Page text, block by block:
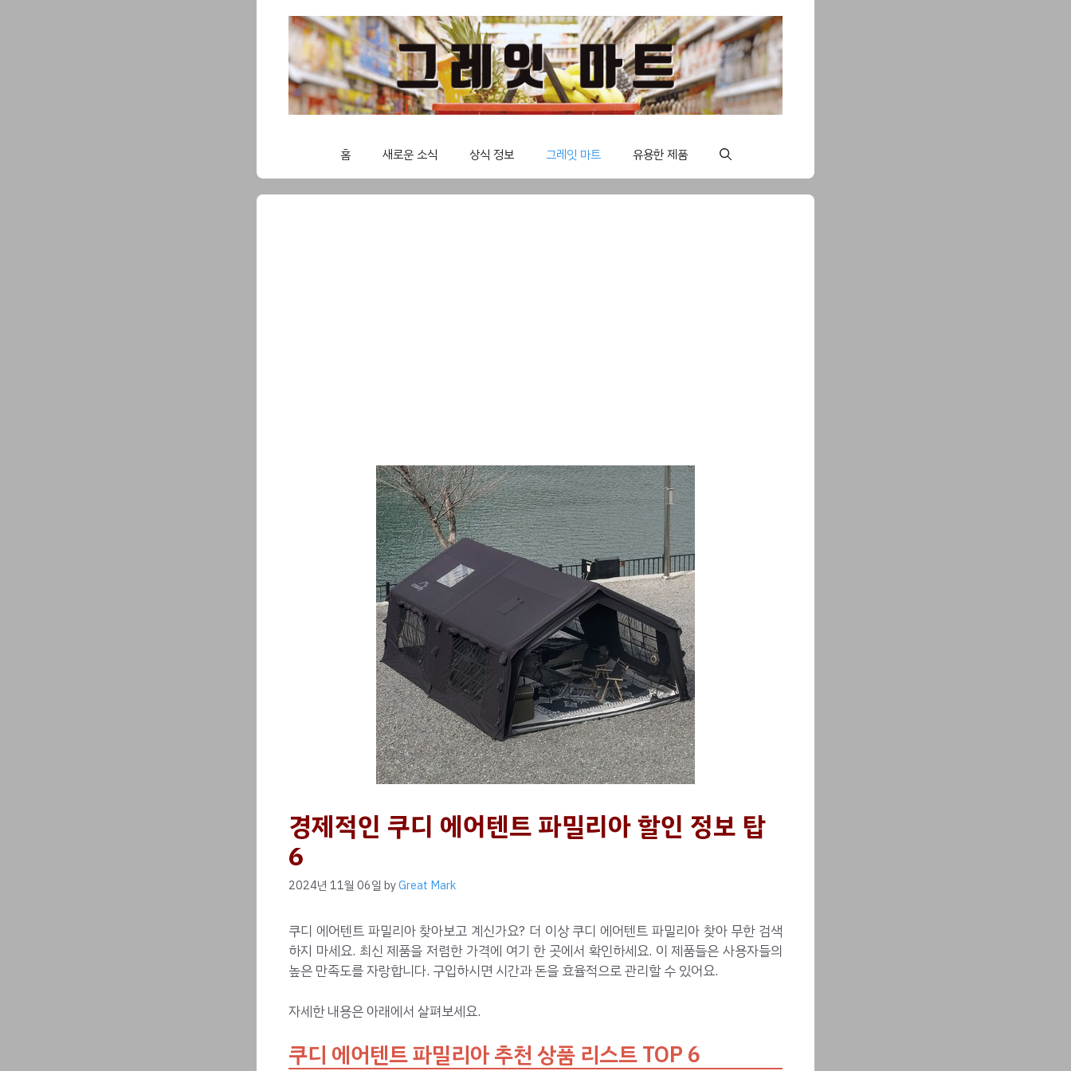
홈 새로운 소식 상식 정보 그레잇 마트 유용한 제품
경제적인 쿠디 에어텐트 파밀리아 할인 정보 탑
6
2024년 11월 06일 byGreat Mark
쿠디 에어텐트 파밀리아 찾아보고 계신가요? 더 이상 쿠디 에어텐트 파밀리아 찾아 무한 검색
하지 마세요. 최신 제품을 저렴한 가격에 여기 한 곳에서 확인하세요. 이 제품들은 사용자들의
높은 만족도를 자랑합니다. 구입하시면 시간과 돈을 효율적으로 관리할 수 있어요.
자세한 내용은 아래에서 살펴보세요.
쿠디 에어텐트 파밀리아 추천 상품 리스트 TOP 6